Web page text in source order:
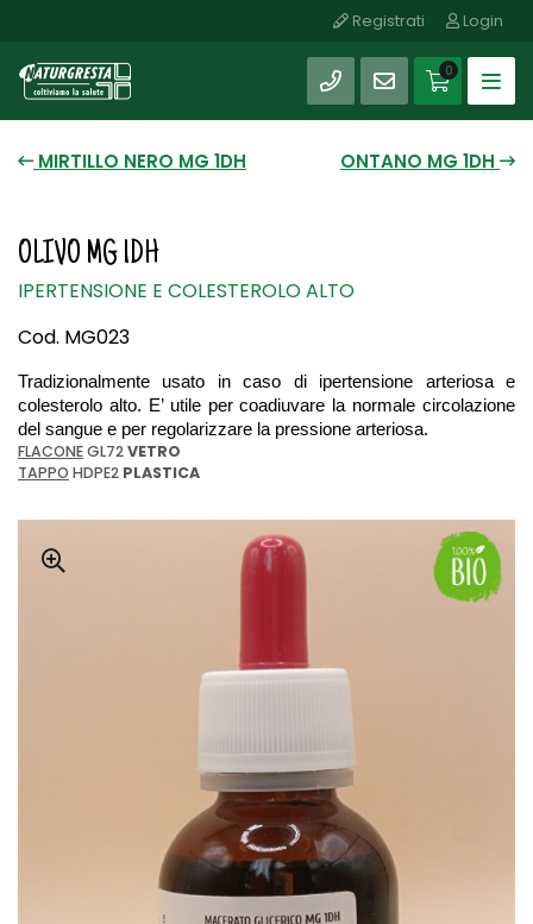
Registrati Login
0
MIRTILLO NERO MG 1DH ONTANO MG 1DH
OLIVO MG 1DH
IPERTENSIONE E COLESTEROLO ALTO
Cod. MG023
Tradizionalmente usato in caso di ipertensione arteriosa e
colesterolo alto. E’ utile per coadiuvare la normale circolazione
del sangue e per regolarizzare la pressione arteriosa.
FLACONEGL72VETRO
TAPPO HDPE2 PLASTICA